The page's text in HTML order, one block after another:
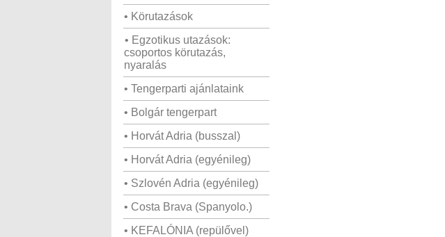
• Körutazások
• Egzotikus utazások:
csoportos körutazás,
nyaralás
• Tengerparti ajánlataink
• Bolgár tengerpart
• Horvát Adria (busszal)
• Horvát Adria (egyénileg)
• Szlovén Adria (egyénileg)
• Costa Brava (Spanyolo.)
• KEFALÓNIA (repülővel)